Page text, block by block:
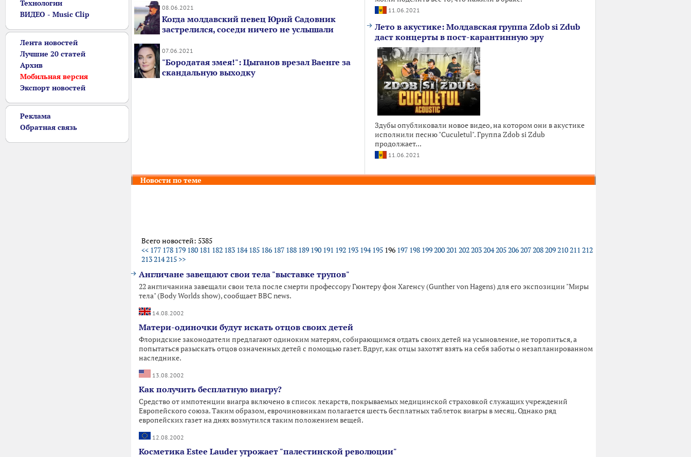
Технологии
ВИДЕО - Music Clip
Лента новостей
Лучшие 20 статей
Архив
Мобильная версия
Экспорт новостей
Реклама
Обратная связь
08.06.2021
Когда молдавский певец Юрий Садовник
застрелился, соседи ничего не услышали
07.06.2021
"Бородатая змея!": Цыганов врезал Ваенге за
скандальную выходку
11.06.2021
Лето в акустике: Молдавская группа Zdob si Zdub
даст концерты в пост-карантинную эру
Здубы опубликовали новое видео, на котором они в акустике
исполнили песню "Cuculetul". Группа Zdob si Zdub
продолжает...
11.06.2021
Новости по теме
Всего новостей: 5385
<< 177 178 179 180 181 182 183 184 185 186 187 188 189 190 191 192 193 194 195 196 197 198 199200201 202203204205206207208209210211 212
213214215 >>
Англичане завещают свои тела "выставке трупов"
22 англичанина завещали свои тела после смерти профессору Гюнтеру фон Хагенсу (Gunther von Hagens) для его экспозиции "Миры
тела" (Body Worlds show), сообщает BBC news.
14.08.2002
Матери-одиночки будут искать отцов своих детей
Флоридские законодатели предлагают одиноким матерям, собирающимся отдать своих детей на усыновление, не торопиться, а
попытаться разыскать отцов означенных детей с помощью газет. Вдруг, как отцы захотят взять на себя заботы о незапланированном
наследнике.
13.08.2002
Как получить бесплатную виагру?
Средство от импотенции виагра включено в список лекарств, покрываемых медицинской страховкой служащих учреждений
Европейского союза. Таким образом, еврочиновникам полагается шесть бесплатных таблеток виагры в месяц. Однако ряд
европейских газет на днях возмутился таким положением вещей.
12.08.2002
Косметика Estee Lauder угрожает "палестинской революции"